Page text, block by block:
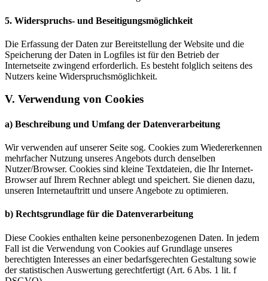
5. Widerspruchs- und Beseitigungsmöglichkeit
Die Erfassung der Daten zur Bereitstellung der Website und die
Speicherung der Daten in Logfiles ist für den Betrieb der
Internetseite zwingend erforderlich. Es besteht folglich seitens des
Nutzers keine Widerspruchsmöglichkeit.
V. Verwendung von Cookies
a) Beschreibung und Umfang der Datenverarbeitung
Wir verwenden auf unserer Seite sog. Cookies zum Wiedererkennen
mehrfacher Nutzung unseres Angebots durch denselben
Nutzer/Browser. Cookies sind kleine Textdateien, die Ihr Internet-
Browser auf Ihrem Rechner ablegt und speichert. Sie dienen dazu,
unseren Internetauftritt und unsere Angebote zu optimieren.
b) Rechtsgrundlage für die Datenverarbeitung
Diese Cookies enthalten keine personenbezogenen Daten. In jedem
Fall ist die Verwendung von Cookies auf Grundlage unseres
berechtigten Interesses an einer bedarfsgerechten Gestaltung sowie
der statistischen Auswertung gerechtfertigt (Art. 6 Abs. 1 lit. f